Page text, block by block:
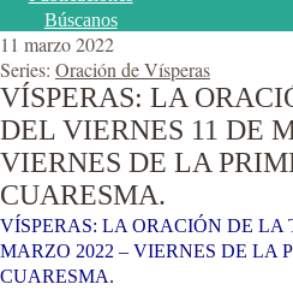
Búscanos
11 marzo 2022
Series: Oración de Vísperas
VÍSPERAS: LA
DEL VIERNES 11 DE
VIERNES DE LA
CUARESMA.
VÍSPERAS: LA ORACIÓN DE LA
MARZO 2022 – VIERNES DE LA
CUARESMA.